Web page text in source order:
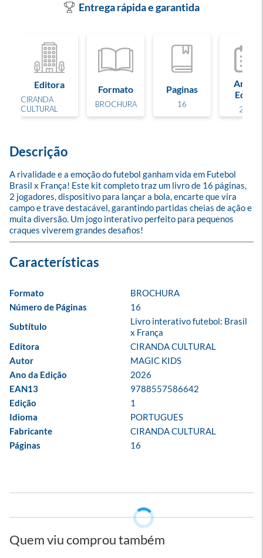
Entrega rápida e garantida
Editora
CIRANDA
CULTURAL
Formato
BROCHURA
Paginas
16
Ano de
Edição
2026
Descrição
A rivalidade e a emoção do futebol ganham vida em Futebol
Brasil x França! Este kit completo traz um livro de 16 páginas,
2 jogadores, dispositivo para lançar a bola, encarte que vira
campo e trave destacável, garantindo partidas cheias de ação e
muita diversão. Um jogo interativo perfeito para pequenos
craques viverem grandes desafios!
Formato
BROCHURA
Número de Páginas
16
Subtítulo
Livro interativo futebol: Brasil
x França
Editora
CIRANDA CULTURAL
Autor
MAGIC KIDS
Ano da Edição
2026
EAN13
9788557586642
Edição
1
Idioma
PORTUGUES
Fabricante
CIRANDA CULTURAL
Páginas
16
Quem viu comprou também